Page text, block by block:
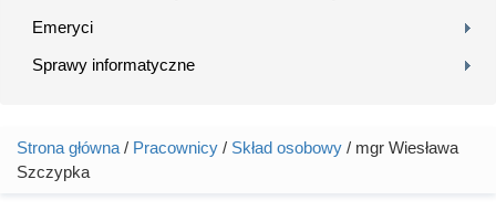
Emeryci
Sprawy informatyczne
Jesteś tutaj
Strona główna / Pracownicy / Skład osobowy / mgr Wiesława
Szczypka